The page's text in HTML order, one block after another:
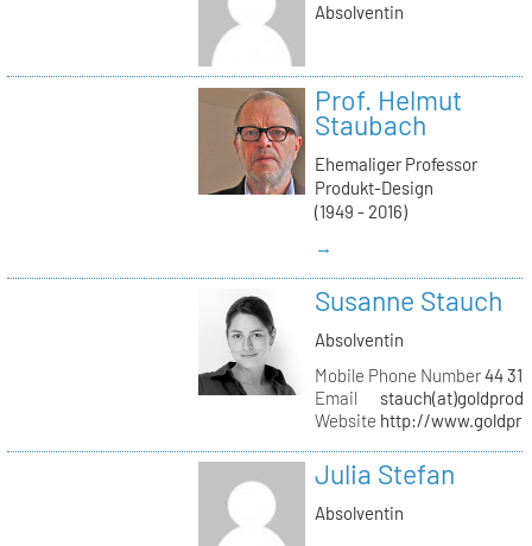
Absolventin
Prof. Helmut
Staubach
Ehemaliger Professor
Produkt-Design
(1949 - 2016)
→
Susanne Stauch
Absolventin
Mobile Phone Number44 31
Email
Website http://
Julia Stefan
Absolventin